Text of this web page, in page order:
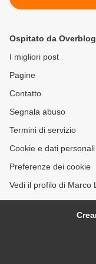
Ospitato da Overblog
I migliori post
Pagine
Contatto
Segnala abuso
Termini di servizio
Cookie e dati personali
Preferenze dei cookie
Vedi il profilo di Marco